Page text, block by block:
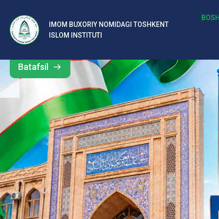
IMOM BUXORIY NOMIDAGI TOSHKENT
ISLOM INSTITUTI
b
al
ar
o‘
rt
a
si
d
Barcha
yangiliklar
Batafsil